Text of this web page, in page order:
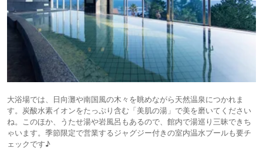
大浴場では、日向灘や南国風の木々を眺めながら天然温泉につかれま
す。炭酸水素イオンをたっぷり含む「美肌の湯」で美を磨いてください
ね。このほか、うたせ湯や岩風呂もあるので、館内で湯巡り三昧できち
ゃいます。季節限定で営業するジャグジー付きの室内温水プールも要チ
ェックです♪